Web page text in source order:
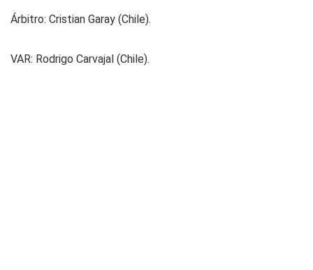
Árbitro: Cristian Garay (Chile).
VAR: Rodrigo Carvajal (Chile).